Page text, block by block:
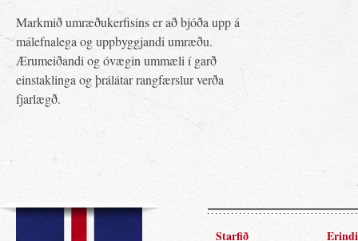
Markmið umræðukerfisins er að bjóða upp á
málefnalega og uppbyggjandi umræðu.
Ærumeiðandi og óvægin ummæli í garð
einstaklinga og þrálátar rangfærslur verða
fjarlægð.
Starfið Erindi